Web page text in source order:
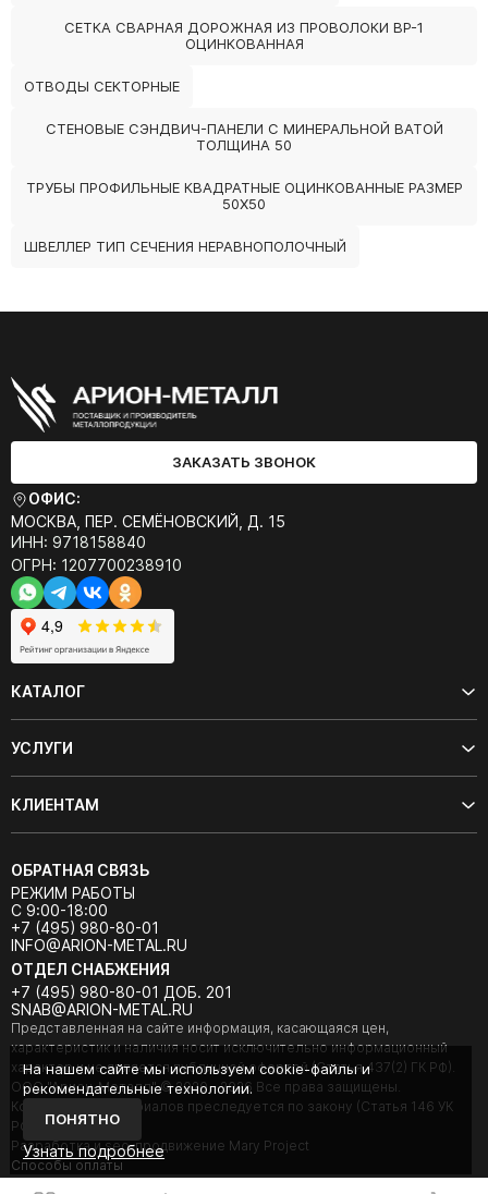
СЕТКА СВАРНАЯ ДОРОЖНАЯ ИЗ ПРОВОЛОКИ ВР-1
ОЦИНКОВАННАЯ
ОТВОДЫ СЕКТОРНЫЕ
СТЕНОВЫЕ СЭНДВИЧ-ПАНЕЛИ С МИНЕРАЛЬНОЙ ВАТОЙ
ТОЛЩИНА 50
ТРУБЫ ПРОФИЛЬНЫЕ КВАДРАТНЫЕ ОЦИНКОВАННЫЕ РАЗМЕР
50Х50
ШВЕЛЛЕР ТИП СЕЧЕНИЯ НЕРАВНОПОЛОЧНЫЙ
ЗАКАЗАТЬ ЗВОНОК
ОФИС:
МОСКВА, ПЕР. СЕМЁНОВСКИЙ, Д. 15
ИНН: 9718158840
ОГРН: 1207700238910
КАТАЛОГ
УСЛУГИ
КЛИЕНТАМ
ОБРАТНАЯ СВЯЗЬ
РЕЖИМ РАБОТЫ
С 9:00-18:00
+7 (495) 980-80-01
INFO@ARION-METAL.RU
ОТДЕЛ СНАБЖЕНИЯ
+7 (495) 980-80-01 ДОБ. 201
SNAB@ARION-METAL.RU
Представленная на сайте информация, касающаяся цен,
характеристик и наличия носит исключительно информационный
характер и не является публичной офертой (Статья 437(2) ГК РФ).
ООО "Арион-Металл" © 2020 - 2026 Все права защищены.
Копирование материалов преследуется по закону (Статья 146 УК
РФ).
Разработка и seo-продвижение Mary Project
Cпособы оплаты
На нашем сайте мы используем cookie-файлы и
рекомендательные технологии.
ПОНЯТНО
Узнать подробнее